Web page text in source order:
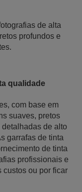
de alta
profundos e
qualidade
com base em
suaves, pretos
de alto
garrafas de tinta
de tinta
profissionais e
custos ou por ficar